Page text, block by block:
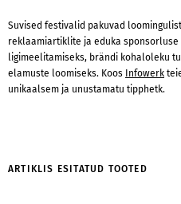
Suvised festivalid pakuvad
reklaamiartiklite ja eduka
ligimeelitamiseks, brändi kohaloleku
elamuste loomiseks. Koos Infowerk
unikaalsem ja unustamatu tipphetk.
ARTIKLIS ESITATUD TOOTED